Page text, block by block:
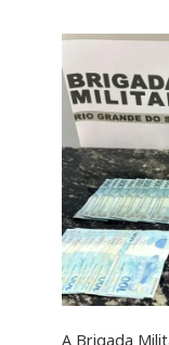
A Brigada